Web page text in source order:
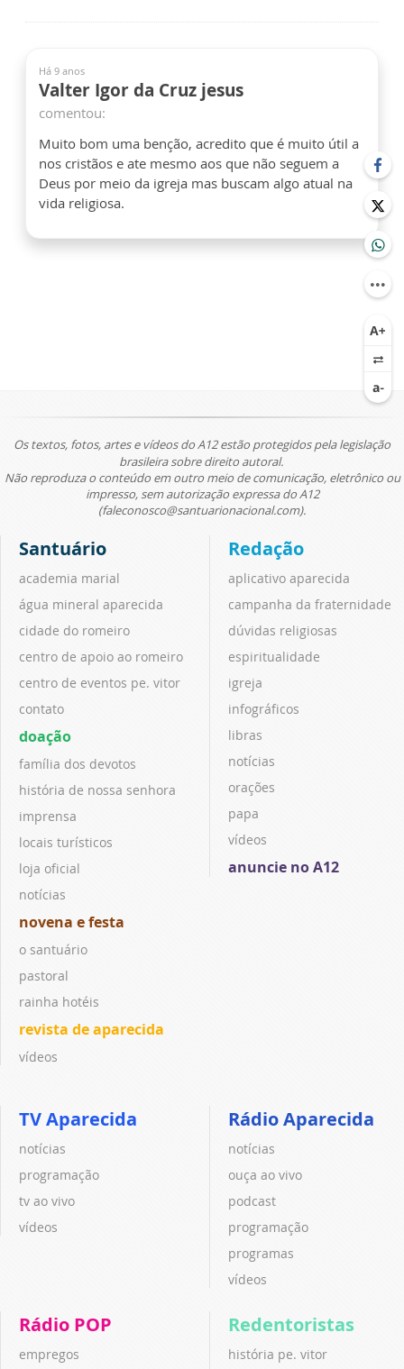
Há 9 anos
Valter Igor da Cruz jesus
comentou:
Muito bom uma benção, acredito que é muito útil a
nos cristãos e ate mesmo aos que não seguem a
Deus por meio da igreja mas buscam algo atual na
vida religiosa.
Os textos, fotos, artes e vídeos do A12 estão protegidos pela legislação
brasileira sobre direito autoral.
Não reproduza o conteúdo em outro meio de comunicação, eletrônico ou
impresso, sem autorização expressa do A12
(faleconosco@santuarionacional.com).
Santuário
academia marial
água mineral aparecida
cidade do romeiro
centro de apoio ao romeiro
centro de eventos pe. vitor
contato
doação
família dos devotos
história de nossa senhora
imprensa
locais turísticos
loja oficial
notícias
novena e festa
o santuário
pastoral
rainha hotéis
revista de aparecida
vídeos
Redação
aplicativo aparecida
campanha da fraternidade
dúvidas religiosas
espiritualidade
igreja
infográficos
libras
notícias
orações
papa
vídeos
anuncie no A12
TV Aparecida
notícias
programação
tv ao vivo
vídeos
Rádio Aparecida
notícias
ouça ao vivo
podcast
programação
programas
vídeos
Rádio POP
empregos
Redentoristas
história pe. vitor